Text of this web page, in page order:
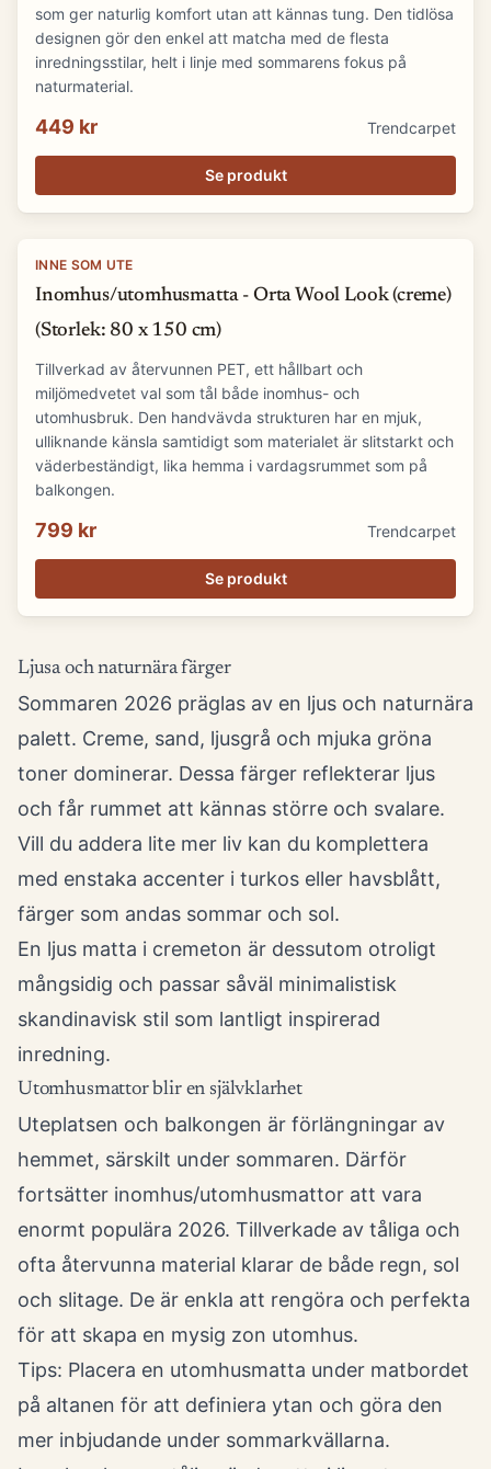
som ger naturlig komfort utan att kännas tung. Den tidlösa
designen gör den enkel att matcha med de flesta
inredningsstilar, helt i linje med sommarens fokus på
naturmaterial.
449 kr Trendcarpet
Se produkt
INNE SOM UTE
Inomhus/utomhusmatta - Orta Wool Look (creme)
(Storlek: 80 x 150 cm)
Tillverkad av återvunnen PET, ett hållbart och
miljömedvetet val som tål både inomhus- och
utomhusbruk. Den handvävda strukturen har en mjuk,
ulliknande känsla samtidigt som materialet är slitstarkt och
väderbeständigt, lika hemma i vardagsrummet som på
balkongen.
799 kr Trendcarpet
Se produkt
Ljusa och naturnära färger
Sommaren 2026 präglas av en ljus och naturnära
palett. Creme, sand, ljusgrå och mjuka gröna
toner dominerar. Dessa färger reflekterar ljus
och får rummet att kännas större och svalare.
Vill du addera lite mer liv kan du komplettera
med enstaka accenter i turkos eller havsblått,
färger som andas sommar och sol.
En ljus matta i cremeton är dessutom otroligt
mångsidig och passar såväl minimalistisk
skandinavisk stil som lantligt inspirerad
inredning.
Utomhusmattor blir en självklarhet
Uteplatsen och balkongen är förlängningar av
hemmet, särskilt under sommaren. Därför
fortsätter inomhus/utomhusmattor att vara
enormt populära 2026. Tillverkade av tåliga och
ofta återvunna material klarar de både regn, sol
och slitage. De är enkla att rengöra och perfekta
för att skapa en mysig zon utomhus.
Tips: Placera en utomhusmatta under matbordet
på altanen för att definiera ytan och göra den
mer inbjudande under sommarkvällarna.